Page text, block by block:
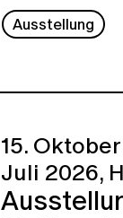
Ausstellung
15.
Juli 2026,